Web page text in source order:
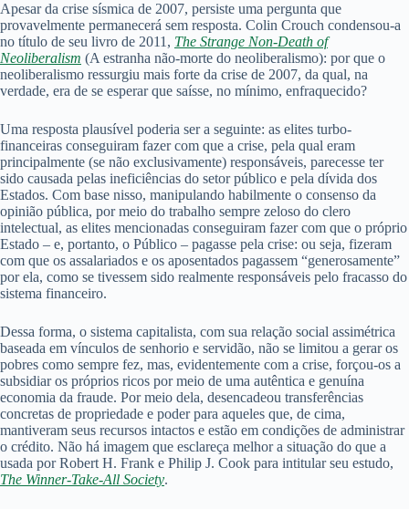
Apesar da crise sísmica de 2007, persiste uma pergunta que
provavelmente permanecerá sem resposta. Colin Crouch condensou-a
no título de seu livro de 2011, The Strange Non-Death of
Neoliberalism (A estranha não-morte do neoliberalismo): por que o
neoliberalismo ressurgiu mais forte da crise de 2007, da qual, na
verdade, era de se esperar que saísse, no mínimo, enfraquecido?
Uma resposta plausível poderia ser a seguinte: as elites turbo-
financeiras conseguiram fazer com que a crise, pela qual eram
principalmente (se não exclusivamente) responsáveis, parecesse ter
sido causada pelas ineficiências do setor público e pela dívida dos
Estados. Com base nisso, manipulando habilmente o consenso da
opinião pública, por meio do trabalho sempre zeloso do clero
intelectual, as elites mencionadas conseguiram fazer com que o próprio
Estado – e, portanto, o Público – pagasse pela crise: ou seja, fizeram
com que os assalariados e os aposentados pagassem “generosamente”
por ela, como se tivessem sido realmente responsáveis pelo fracasso do
sistema financeiro.
Dessa forma, o sistema capitalista, com sua relação social assimétrica
baseada em vínculos de senhorio e servidão, não se limitou a gerar os
pobres como sempre fez, mas, evidentemente com a crise, forçou-os a
subsidiar os próprios ricos por meio de uma autêntica e genuína
economia da fraude. Por meio dela, desencadeou transferências
concretas de propriedade e poder para aqueles que, de cima,
mantiveram seus recursos intactos e estão em condições de administrar
o crédito. Não há imagem que esclareça melhor a situação do que a
usada por Robert H. Frank e Philip J. Cook para intitular seu estudo,
The Winner-Take-All Society.